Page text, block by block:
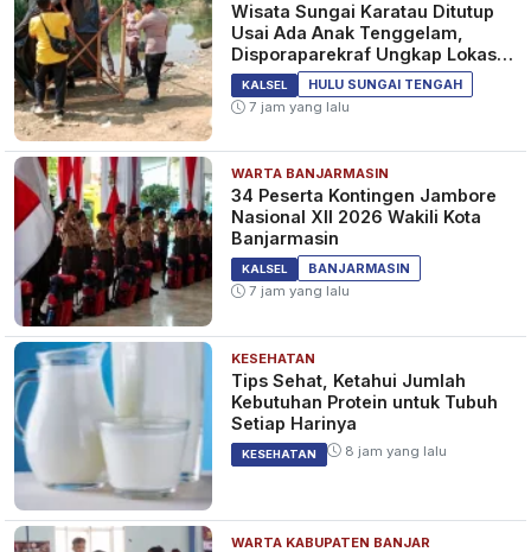
Wisata Sungai Karatau Ditutup
Usai Ada Anak Tenggelam,
Disporaparekraf Ungkap Lokasi
Belum Berizin
KALSEL
HULU SUNGAI TENGAH
7 jam yang lalu
WARTA BANJARMASIN
34 Peserta Kontingen Jambore
Nasional XII 2026 Wakili Kota
Banjarmasin
KALSEL
BANJARMASIN
7 jam yang lalu
KESEHATAN
Tips Sehat, Ketahui Jumlah
Kebutuhan Protein untuk Tubuh
Setiap Harinya
KESEHATAN 8 jam yang lalu
WARTA KABUPATEN BANJAR